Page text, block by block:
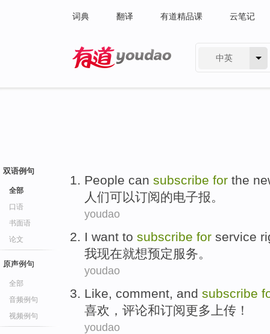
词典 翻译 有道精品课 云笔记
中英
双语例句
全部
口语
书面语
论文
原声例句
全部
音频例句
视频例句
People can subscribe for the
人们可以订阅的电子报。
youdao
I want to subscribe for service
我现在就想预定服务。
youdao
Like comment and subscribe
喜欢 ， 评论和订阅更多 上传 ！
youdao